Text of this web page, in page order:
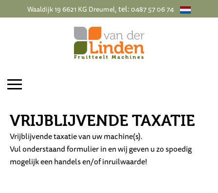
Waaldijk 19 6621 KG Dreumel, tel:0487 57 06 74
VRIJBLIJVENDE TAXATIE
Vrijblijvende taxatie van uw machine(s).
Vul onderstaand formulier in en wij geven u zo spoedig
mogelijk een handels en/of inruilwaarde!